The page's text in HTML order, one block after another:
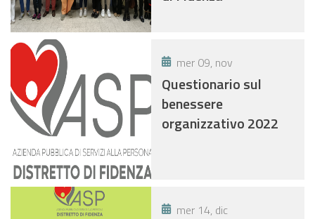
mer 09, nov
Questionario sul
benessere
organizzativo 2022
mer 14, dic